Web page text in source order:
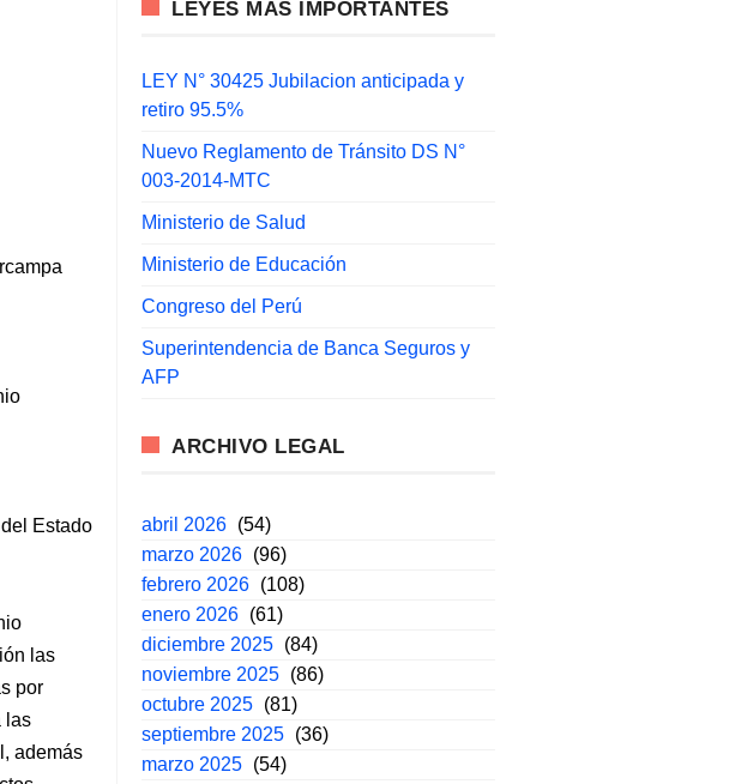
Estado
las
por
las
además
LEYES MÁS IMPORTANTES
LEY N° 30425 Jubilacion anticipada y
retiro 95.5%
Nuevo Reglamento de Tránsito DS N°
003-2014-MTC
Ministerio de Salud
Ministerio de Educación
Congreso del Perú
Superintendencia de Banca Seguros y
AFP
ARCHIVO LEGAL
abril 2026 (54)
marzo 2026 (96)
febrero 2026 (108)
enero 2026 (61)
diciembre 2025 (84)
noviembre 2025 (86)
octubre 2025 (81)
septiembre 2025 (36)
marzo 2025 (54)